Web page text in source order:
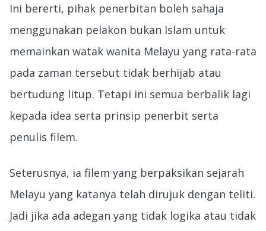
Ini bererti, pihak penerbitan boleh sahaja
menggunakan pelakon bukan Islam untuk
memainkan watak wanita Melayu yang rata-rata
pada zaman tersebut tidak berhijab atau
bertudung litup. Tetapi ini semua berbalik lagi
kepada idea serta prinsip penerbit serta
penulis filem.
Seterusnya, ia filem yang berpaksikan sejarah
Melayu yang katanya telah dirujuk dengan teliti.
Jadi jika ada adegan yang tidak logika atau tidak